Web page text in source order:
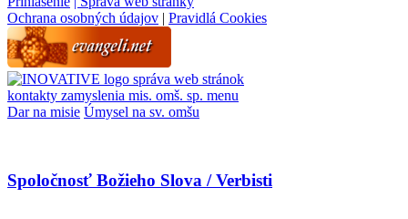
Ochrana osobných údajov
Pravidlá Cookies
správa web stránok
kontakty zamyslenia mis. omš. sp. menu
Dar na misie Úmysel na sv. omšu
Spoločnosť Božieho Slova / Verbisti